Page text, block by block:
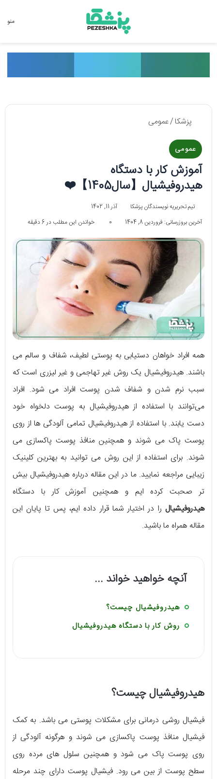
منو
پزشکا/عمومی
عمومی
آموزش کار با دستگاه
هیدروفیشیال【سال1405】❤️
تیم تحریریه نویسندگان پزشکا
آذر 11, 1402
آخرین بروزرسانی: فروردین 8, 1404
0 خواندن این مطلب در 6 دقیقه
همه افراد خواهان دستیابی به پوستی لطیف، شفاف و سالم می
باشند. هیدروفیشیال یک روش غیر تهاجمی و غیر لیزری است که
سبب نرم شدن و شفاف شدن پوست افراد می شود. افراد
می‌توانند با استفاده از هیدروفیشیال به پوست دلخواه خود
دست یابند. با استفاده از هیدروفیشیال تمامی آلودگی ها از روی
پوست پاک می شوند و همچنین منافذ پوست پاکسازی می
شوند. برای استفاده از این روش می توانید به بهترین کلینیک
زیبایی مراجعه نمایید. ما در این مقاله درباره هیدروفیشیال بیش
تر صحبت کرده ایم و همچنین آموزش کار با دستگاه
هیدروفیشیال را در اختیار شما قرار داده ایم، پس تا پایان این
مقاله همراه ما باشید.
آنچه خواهید خواند ...
هیدروفیشیال چیست؟
روش کار با دستگاه هیدروفیشیال
هیدروفیشیال چیست؟
فیشیال روشی درمانی برای مشکلات پوستی می باشد. به کمک
فیشیال منافذ پوست پاکسازی می شوند و هرگونه آلودگی از
روی پوست پاک می شود و همچنین سلول های مرده روی
سطح پوست از بین می رود. فیشیال پوست دارای چند مرحله